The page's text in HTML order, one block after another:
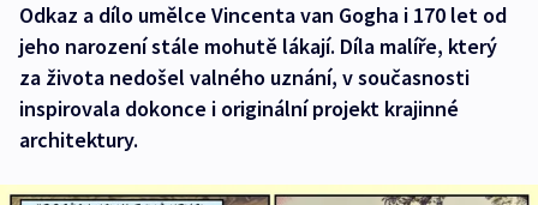
Odkaz a dílo umělce Vincenta van Gogha i 170 let od
jeho narození stále mohutě lákají. Díla malíře, který
za života nedošel valného uznání, v současnosti
inspirovala dokonce i originální projekt krajinné
architektury.